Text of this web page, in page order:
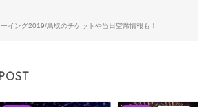
イング2019/鳥取のチケットや当日空席情報も！